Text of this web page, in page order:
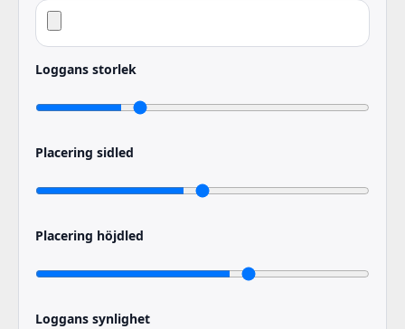
Loggans storlek
Placering sidled
Placering höjdled
Loggans synlighet